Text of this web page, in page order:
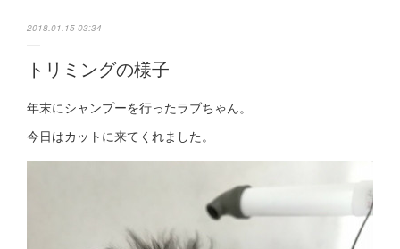
2018.01.15 03:34
トリミングの様子
年末にシャンプーを行ったラブちゃん。
今日はカットに来てくれました。